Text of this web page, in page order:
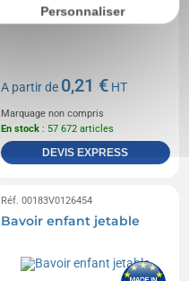
A partir de 0,21 € HT
Marquage non compris
En stock : 57 672 articles
DEVIS EXPRESS
Réf. 00183V0126454
Bavoir enfant jetable
Personnaliser